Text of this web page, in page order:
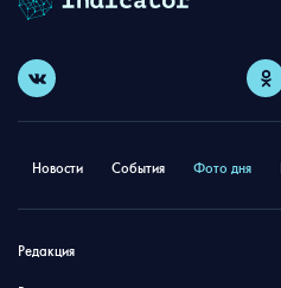
Новости События Фото дня
Редакция